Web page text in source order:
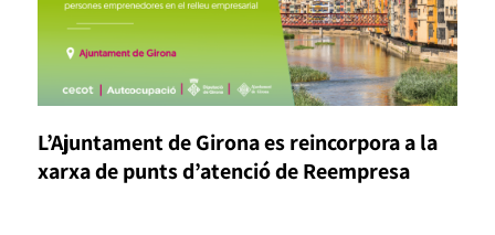
L’Ajuntament de Girona es reincorpora a la
xarxa de punts d’atenció de Reempresa